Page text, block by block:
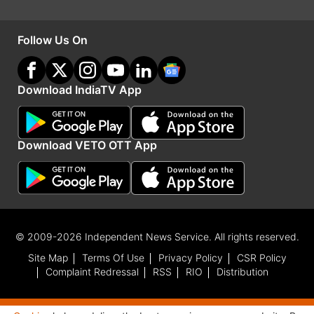
Advertisement
Follow Us On
Download IndiaTV App
Download VETO OTT App
© 2009-2026 Independent News Service. All rights reserved.
Site Map
Terms Of Use Privacy Policy
CSR Policy
Complaint Redressal
RSS RIO Distribution